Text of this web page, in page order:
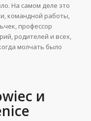
На самом деле это
командной работы,
профессор
родителей и всех,
молчать было
и